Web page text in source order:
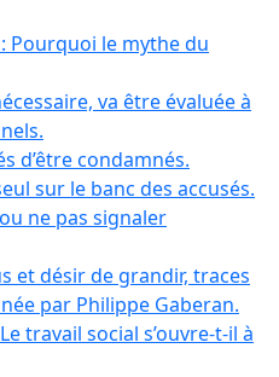
Pourquoi le mythe du
va être évaluée à
d’être condamnés.
sur le banc des accusés.
ne pas signaler
et désir de grandir, traces
par Philippe Gaberan.
travail social s’ouvre-t-il à